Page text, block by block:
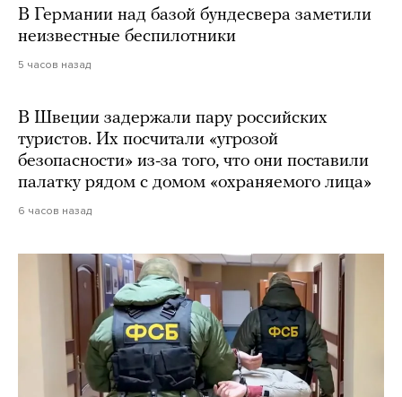
В Германии над базой бундесвера заметили
неизвестные беспилотники
5 часов назад
В Швеции задержали пару российских
туристов. Их посчитали «угрозой
безопасности» из-за того, что они поставили
палатку рядом с домом «охраняемого лица»
6 часов назад